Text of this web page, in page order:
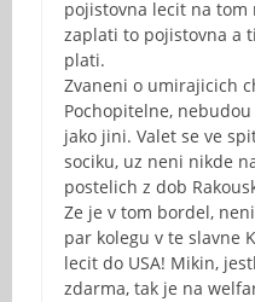
pojistovna lecit na tom
zaplati to pojistovna a
plati.
Zvaneni o umirajicich
Pochopitelne,
jako jini. Valet se ve
sociku, uz neni nikde
postelich z dob
Ze je v tom bordel,
par kolegu v te slavne
lecit do USA! Mikin,
zdarma, tak je na